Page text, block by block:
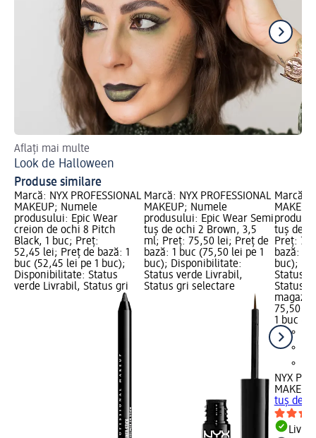
Aflați mai multe
Look de Halloween
Produse similare
Marcă: NYX PROFESSIONAL
MAKEUP; Numele
produsului: Epic Wear
creion de ochi 8 Pitch
Black, 1 buc; Preț:
52,45 lei; Preț de bază: 1
buc (52,45 lei pe 1 buc);
Disponibilitate: Status
verde Livrabil, Status gri
Marcă: NYX PROFESSIONAL
MAKEUP; Numele
produsului: Epic Wear Semi
tuș de ochi 2 Brown, 3,5
ml; Preț: 75,50 lei; Preț de
bază: 1 buc (75,50 lei pe 1
buc); Disponibilitate:
Status verde Livrabil,
Status gri selectare
Marcă:
tuș de
Preț:
bază: 1
buc);
Status
Status
75,50 lei
1 buc
NYX
MAKEUP
tuș de